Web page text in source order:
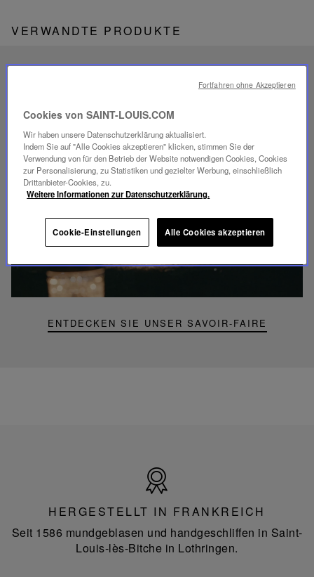
VERWANDTE PRODUKTE
EINZIGARTIGES
FOLIA BELEUCHTUNG
ENTDECKEN SIE UNSER SAVOIR-FAIRE
Video
YouTube-
Video,
Folia
Mini-
Portable-
Frankreich
HERGESTELLT IN FRANKREICH
Seit 1586 mundgeblasen und handgeschliffen in Saint-
Louis-lès-Bitche in Lothringen.
Cookies von SAINT-LOUIS.COM
Wir haben unsere Datenschutzerklärung aktualisiert.
Indem Sie auf "Alle Cookies akzeptieren" klicken, stimmen Sie der
Verwendung von für den Betrieb der Website notwendigen Cookies, Cookies
zur Personalisierung, zu Statistiken und gezielter Werbung, einschließlich
Drittanbieter-Cookies, zu.
Weitere Informationen zur Datenschutzerklärung.
Cookie-Einstellungen Alle Cookies akzeptieren
Fortfahren ohne Akzeptieren